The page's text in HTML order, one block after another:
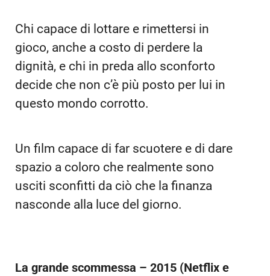
Chi capace di lottare e rimettersi in
gioco, anche a costo di perdere la
dignità, e chi in preda allo sconforto
decide che non c’è più posto per lui in
questo mondo corrotto.
Un film capace di far scuotere e di dare
spazio a coloro che realmente sono
usciti sconfitti da ciò che la finanza
nasconde alla luce del giorno.
La grande scommessa – 2015 (Netflix e